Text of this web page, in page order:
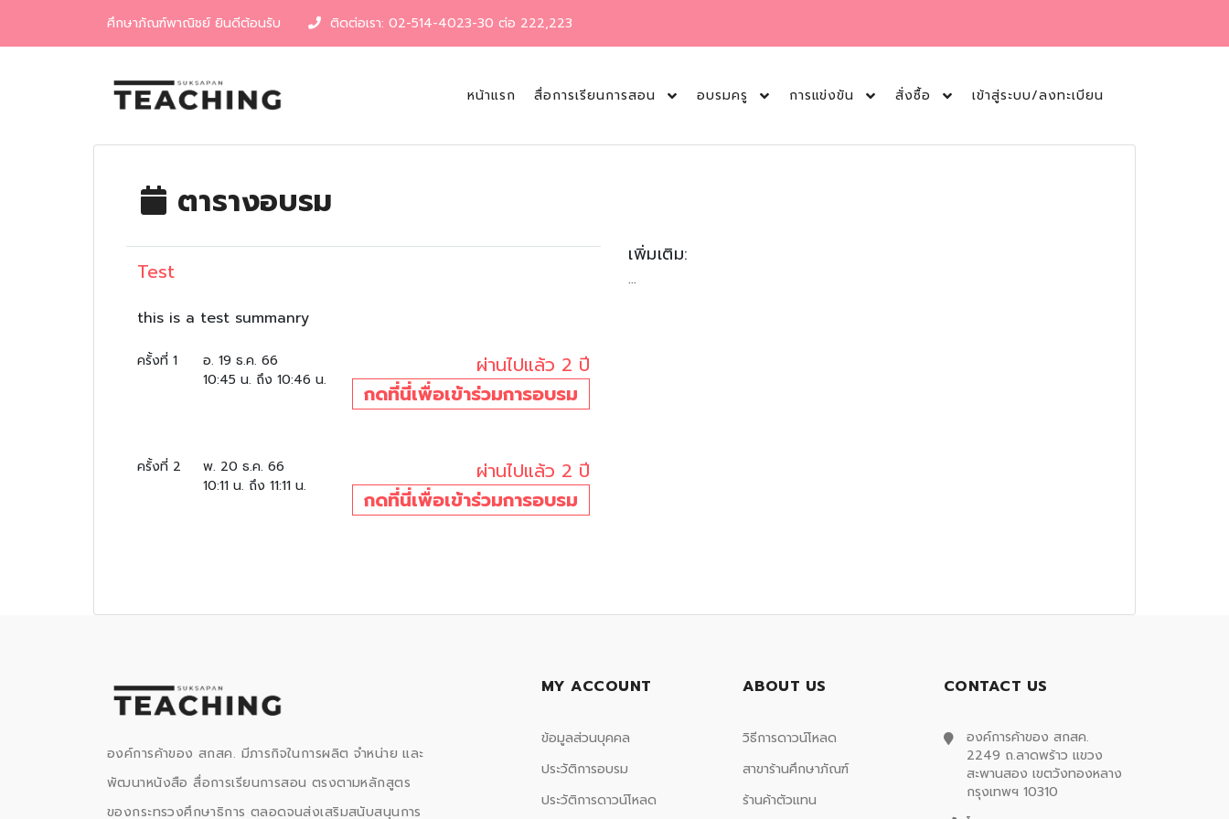
ศึกษาภัณฑ์พาณิชย์ ยินดีต้อนรับ ติดต่อเรา: 02-514-4023-30 ต่อ 222,223
หน้าแรก สื่อการเรียนการสอน อบรมครู การแข่งขัน สั่งซื้อ เข้าสู่ระบบ/ลงทะเบียน
ตารางอบรม
Test
this is a test summanry
ครั้งที่ 1
อ. 19 ธ.ค. 66
10:45 น. ถึง 10:46 น.
ผ่านไปแล้ว 2 ปี
กดที่นี่เพื่อเข้าร่วมการอบรม
ครั้งที่ 2
พ. 20 ธ.ค. 66
10:11 น. ถึง 11:11 น.
ผ่านไปแล้ว 2 ปี
กดที่นี่เพื่อเข้าร่วมการอบรม
เพิ่มเติม:
...
องค์การค้าของ สกสค. มีภารกิจในการผลิต จำหน่าย และ
พัฒนาหนังสือ สื่อการเรียนการสอน ตรงตามหลักสูตร
ของกระทรวงศึกษาธิการ ตลอดจนส่งเสริมสนับสนุนการ
MY ACCOUNT
ข้อมูลส่วนบุคคล
ประวัติการอบรม
ประวัติการดาวน์โหลด
ABOUT US
วิธีการดาวน์โหลด
สาขาร้านศึกษาภัณฑ์
ร้านค้าตัวแทน
CONTACT US
องค์การค้าของ สกสค.
2249 ถ.ลาดพร้าว แขวง
สะพานสอง เขตวังทองหลาง
กรุงเทพฯ 10310